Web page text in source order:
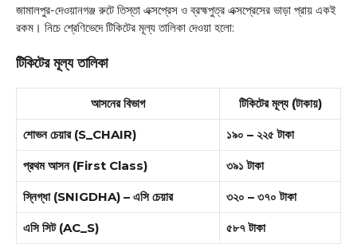
জামালপুর-দেওয়ানগঞ্জ রুটে তিস্তা এক্সপ্রেস ও ব্রহ্মপুত্র এক্সপ্রেসের ভাড়া প্রায় একই
রকম। নিচে শ্রেণিভেদে টিকিটের মূল্য তালিকা দেওয়া হলো:
টিকিটের মূল্য তালিকা
আসনের বিভাগ টিকিটের মূল্য (টাকায়)
শোভন চেয়ার (S_CHAIR) ১৯০ – ২২৫ টাকা
প্রথম আসন (First Class) ৩৯১ টাকা
স্নিগ্ধা (SNIGDHA) – এসি চেয়ার ৩২০ – ৩৭০ টাকা
এসি সিট (AC_S) ৫৮৭ টাকা